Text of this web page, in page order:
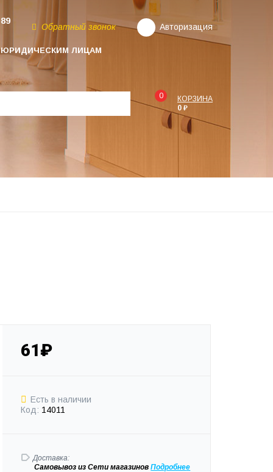
ЮРИДИЧЕСКИМ ЛИЦАМ
Обратный звонок Авторизация
0
КОРЗИНА
0 ₽
61₽
Есть в наличии
Код: 14011
Доставка:
Самовывозиз Сети магазиновПодробнее